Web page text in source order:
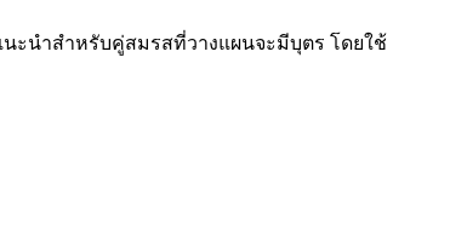
นะนำสำหรับคู่สมรสที่วางแผนจะมีบุตร โดยใช้